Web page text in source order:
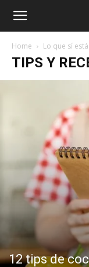
Home Lo que sí
TIPS Y
12 tips de